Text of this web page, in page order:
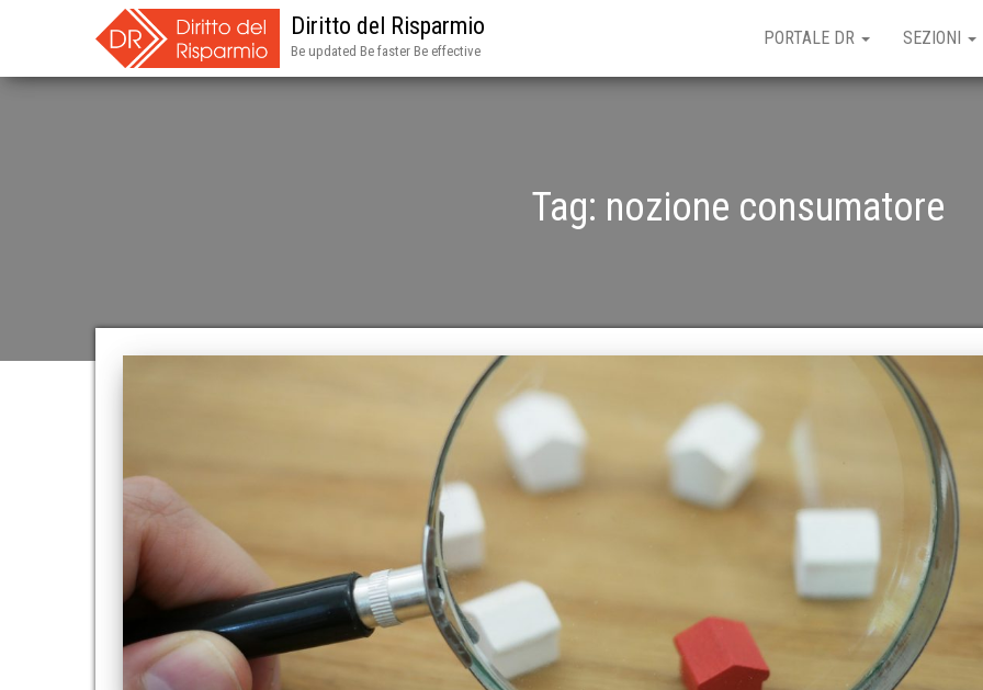
Diritto del Risparmio
Be updated Be faster Be effective
PORTALE DR SEZIONI
Tag: nozione consumatore